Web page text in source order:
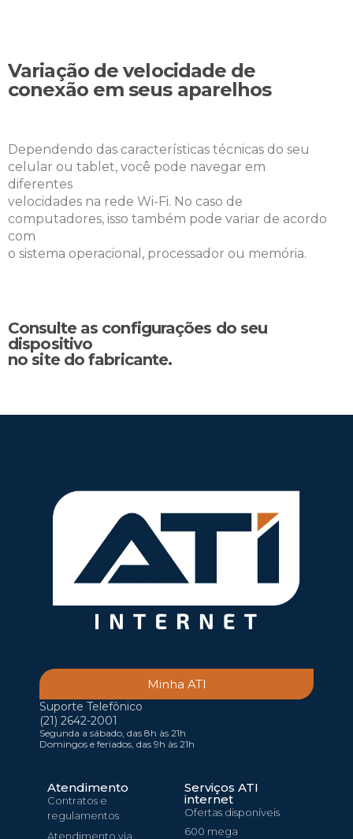
Variação de velocidade de
conexão em seus aparelhos
Dependendo das características técnicas do seu
celular ou tablet, você pode navegar em
diferentes
velocidades na rede Wi-Fi. No caso de
computadores, isso também pode variar de acordo
com
o sistema operacional, processador ou memória.
Consulte as configurações do seu
dispositivo
no site do fabricante.
Minha ATI
Suporte Telefônico
(21) 2642-2001
Segunda a sábado, das 8h às 21h
Domingos e feriados, das 9h às 21h
Atendimento
Contratos e
regulamentos
Atendimento via
Serviços ATI
internet
Ofertas disponíveis
600 mega